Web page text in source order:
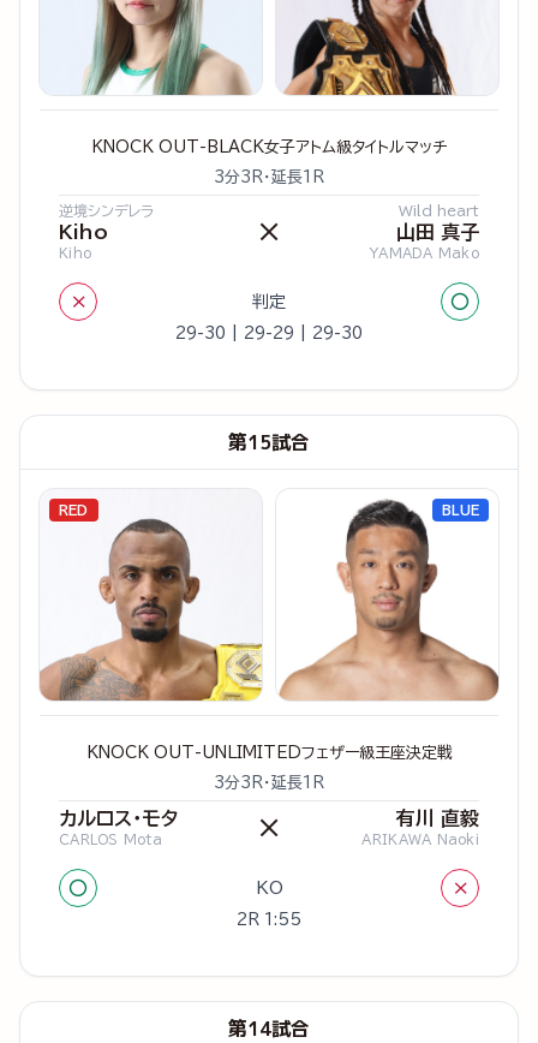
KNOCK OUT-BLACK女子アトム級タイトルマッチ
3分3R・延長1R
逆境シンデレラ
Kiho
Kiho
×
Wild heart
山田 真子
YAMADA Mako
× 判定 ○
29-30 | 29-29 | 29-30
第15試合
RED
KNOCK OUT-UNLIMITEDフェザー級王座決定戦
3分3R・延長1R
カルロス・モタ
CARLOS Mota × 有川 直毅
ARIKAWA Naoki
○ KO ×
2R 1:55
BLUE
第14試合